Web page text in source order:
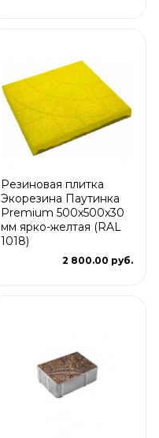
Резиновая плитка
Экорезина Паутинка
Premium 500x500x30
мм ярко-желтая (RAL
1018)
2 800.00 руб.